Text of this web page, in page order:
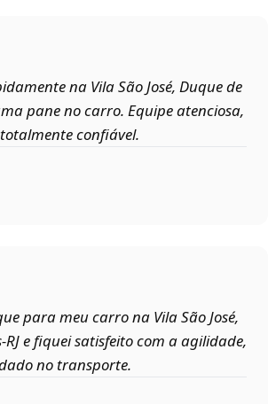
na Vila São José, Duque de
pane no carro. Equipe atenciosa,
confiável.
para meu carro na Vila São José,
e fiquei satisfeito com a agilidade,
no transporte.